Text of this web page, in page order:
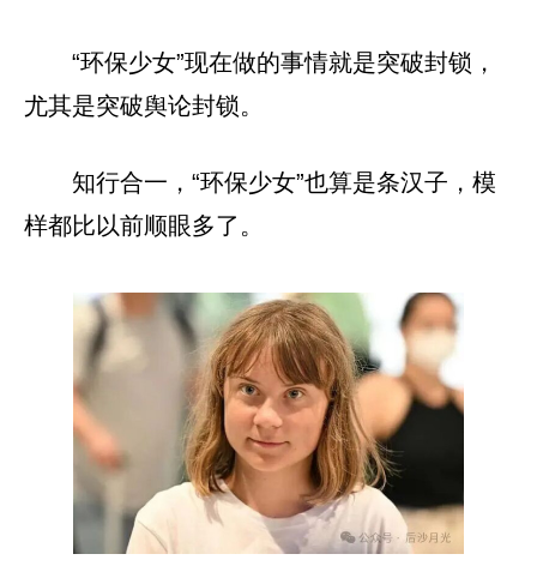
“环保少女”现在做的事情就是突破封锁，
尤其是突破舆论封锁。
知行合一，“环保少女”也算是条汉子，模
样都比以前顺眼多了。